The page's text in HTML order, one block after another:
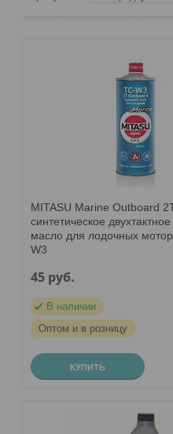
MITASU Marine Outboard
синтетическоe
масло для лодочных
W3
45 руб.
В наличии
Оптом и в розницу
КУПИТЬ